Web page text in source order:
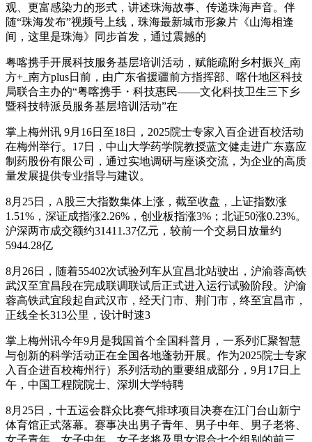
观、更富感染力的形式，讲述珠海故事、传递珠海声音。伴
随“珠海发布”视频号上线，珠海最新城市形象片《山海相逢
间，这里是珠海》同步首发，通过震撼的
粤喀携手开展科技服务基层培训活动，赋能疏附乡村振兴_南
方+_南方plus日前，由广东省援疆前方指挥部、喀什地区科技
局联合主办的“粤喀携手・科技惠民——文化科技卫生三下乡
暨科技特派员服务基层培训活动”在
掌上梅州讯 9月16日至18日，2025院士专家入百企进百校活动
在梅州举行。17日，中山大学药学院教授蓝文健走进广东嘉应
制药股份有限公司，通过实地调研与座谈交流，为企业的高质
量发展提供专业指导与建议。
8月25日，A股三大指数集体上涨，截至收盘，上证指数涨
1.51%，深证成指涨2.26%，创业板指涨3%；北证50涨0.23%。
沪深两市成交额约31411.37亿元，较前一个交易日放量约
5944.28亿
8月26日，随着55402次试验列车从宜昌北站驶出，沪渝蓉高铁
武汉至宜昌段在完成联调联试后正式进入运行试验阶段。沪渝
蓉高铁武宜段起自武汉市，经天门市、荆门市，终至宜昌市，
正线全长313公里，设计时速3
掌上梅州讯今年9月是我国首个全国科普月，一系列汇聚智慧
与创新的科学活动正在全国各地蓬勃开展。作为2025院士专家
入百企进百校梅州行）系列活动的重要组成部分，9月17日上
午，中国工程院院士、深圳大学特聘
8月25日，十五运会群众比赛气排球项目决赛在江门台山新宁
体育馆正式落幕。赛事决出男子青年、男子中年、男子老将、
女子青年、女子中年、女子老将及男女混合七个组别的前三